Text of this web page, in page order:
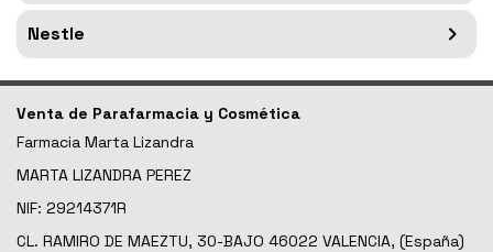
Nestle
Venta de Parafarmacia y Cosmética
Farmacia Marta Lizandra
MARTA LIZANDRA PEREZ
NIF: 29214371R
CL. RAMIRO DE MAEZTU, 30-BAJO 46022 VALENCIA, (España)